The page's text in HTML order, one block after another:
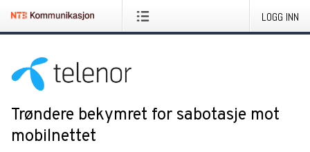
LOGG INN
Trøndere bekymret for sabotasje mot
mobilnettet